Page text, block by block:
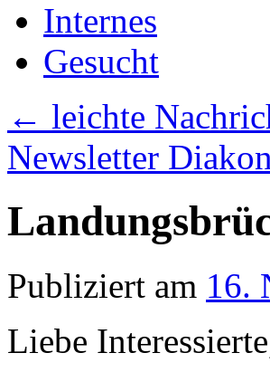
Internes
Gesucht
← leichte
Newsletter
Publiziert am 16.
Liebe